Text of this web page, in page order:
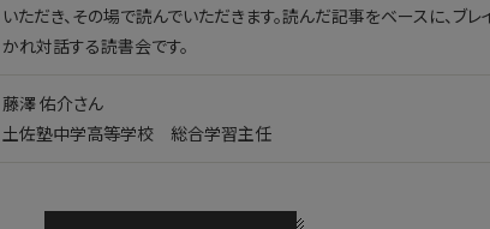
いただき、その場で読んでいただきます。読んだ記事をベースに、ブ
かれ対話する読書会です。
藤澤 佑介さん
土佐塾中学高等学校 総合学習主任